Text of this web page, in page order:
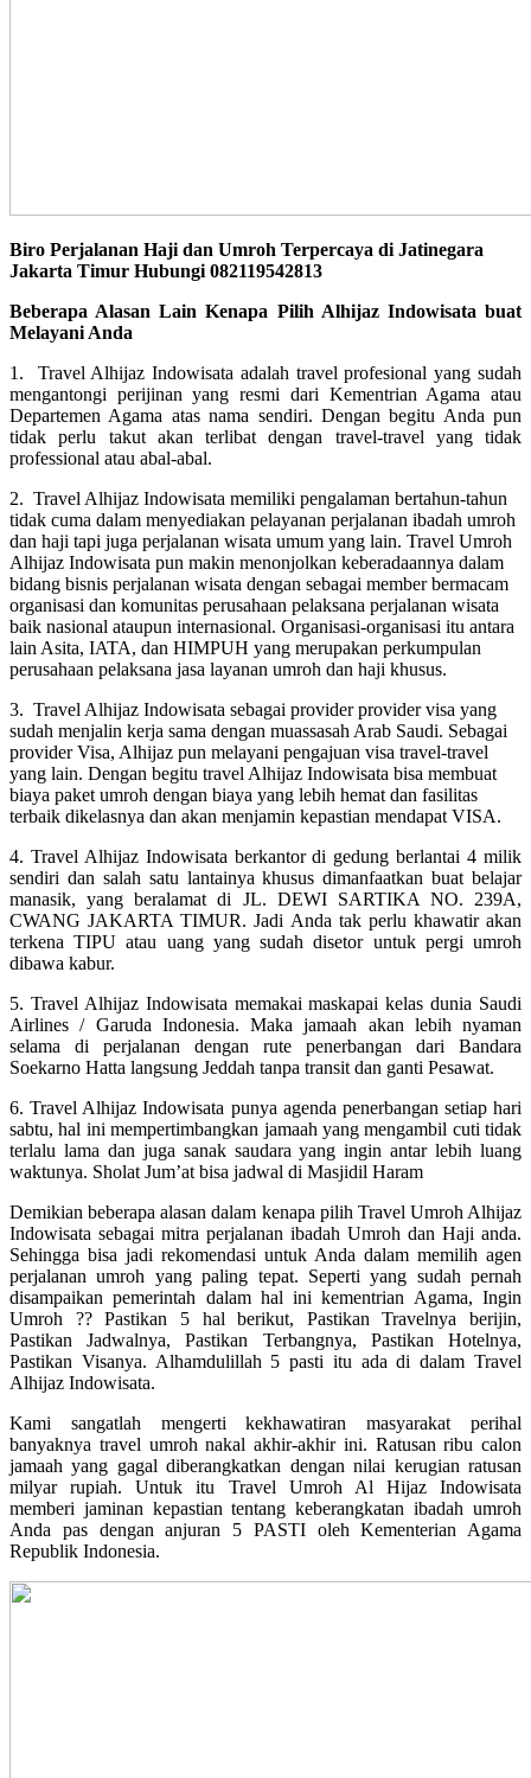
Biro Perjalanan Haji dan Umroh Terpercaya di Jatinegara
Jakarta Timur Hubungi 082119542813
Beberapa Alasan Lain Kenapa Pilih Alhijaz Indowisata buat
Melayani Anda
1. Travel Alhijaz Indowisata adalah travel profesional yang sudah
mengantongi perijinan yang resmi dari Kementrian Agama atau
Departemen Agama atas nama sendiri. Dengan begitu Anda pun
tidak perlu takut akan terlibat dengan travel-travel yang tidak
professional atau abal-abal.
2. Travel Alhijaz Indowisata memiliki pengalaman bertahun-tahun
tidak cuma dalam menyediakan pelayanan perjalanan ibadah umroh
dan haji tapi juga perjalanan wisata umum yang lain. Travel Umroh
Alhijaz Indowisata pun makin menonjolkan keberadaannya dalam
bidang bisnis perjalanan wisata dengan sebagai member bermacam
organisasi dan komunitas perusahaan pelaksana perjalanan wisata
baik nasional ataupun internasional. Organisasi-organisasi itu antara
lain Asita, IATA, dan HIMPUH yang merupakan perkumpulan
perusahaan pelaksana jasa layanan umroh dan haji khusus.
3. Travel Alhijaz Indowisata sebagai provider provider visa yang
sudah menjalin kerja sama dengan muassasah Arab Saudi. Sebagai
provider Visa, Alhijaz pun melayani pengajuan visa travel-travel
yang lain. Dengan begitu travel Alhijaz Indowisata bisa membuat
biaya paket umroh dengan biaya yang lebih hemat dan fasilitas
terbaik dikelasnya dan akan menjamin kepastian mendapat VISA.
4. Travel Alhijaz Indowisata berkantor di gedung berlantai 4 milik
sendiri dan salah satu lantainya khusus dimanfaatkan buat belajar
manasik, yang beralamat di JL. DEWI SARTIKA NO. 239A,
CWANG JAKARTA TIMUR. Jadi Anda tak perlu khawatir akan
terkena TIPU atau uang yang sudah disetor untuk pergi umroh
dibawa kabur.
5. Travel Alhijaz Indowisata memakai maskapai kelas dunia Saudi
Airlines / Garuda Indonesia. Maka jamaah akan lebih nyaman
selama di perjalanan dengan rute penerbangan dari Bandara
Soekarno Hatta langsung Jeddah tanpa transit dan ganti Pesawat.
6. Travel Alhijaz Indowisata punya agenda penerbangan setiap hari
sabtu, hal ini mempertimbangkan jamaah yang mengambil cuti tidak
terlalu lama dan juga sanak saudara yang ingin antar lebih luang
waktunya. Sholat Jum’at bisa jadwal di Masjidil Haram
Demikian beberapa alasan dalam kenapa pilih Travel Umroh Alhijaz
Indowisata sebagai mitra perjalanan ibadah Umroh dan Haji anda.
Sehingga bisa jadi rekomendasi untuk Anda dalam memilih agen
perjalanan umroh yang paling tepat. Seperti yang sudah pernah
disampaikan pemerintah dalam hal ini kementrian Agama, Ingin
Umroh ?? Pastikan 5 hal berikut, Pastikan Travelnya berijin,
Pastikan Jadwalnya, Pastikan Terbangnya, Pastikan Hotelnya,
Pastikan Visanya. Alhamdulillah 5 pasti itu ada di dalam Travel
Alhijaz Indowisata.
Kami sangatlah mengerti kekhawatiran masyarakat perihal
banyaknya travel umroh nakal akhir-akhir ini. Ratusan ribu calon
jamaah yang gagal diberangkatkan dengan nilai kerugian ratusan
milyar rupiah. Untuk itu Travel Umroh Al Hijaz Indowisata
memberi jaminan kepastian tentang keberangkatan ibadah umroh
Anda pas dengan anjuran 5 PASTI oleh Kementerian Agama
Republik Indonesia.